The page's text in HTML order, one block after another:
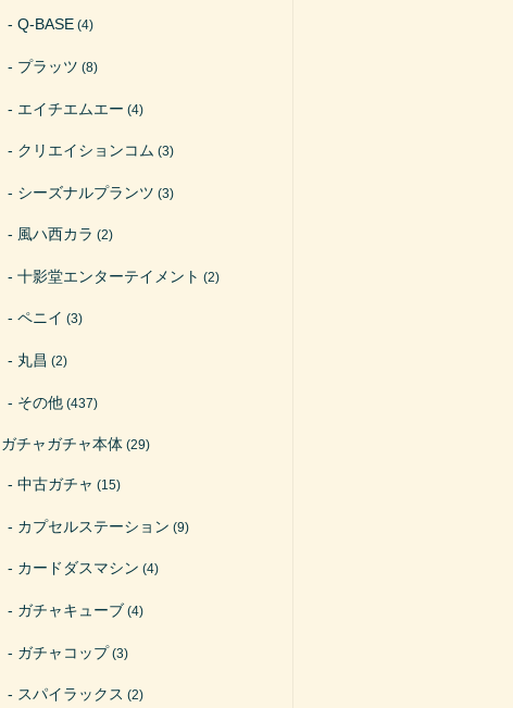
Q-BASE (4)
プラッツ (8)
エイチエムエー (4)
クリエイションコム (3)
シーズナルプランツ (3)
風ハ西カラ (2)
十影堂エンターテイメント (2)
ペニイ (3)
丸昌 (2)
その他 (437)
ガチャガチャ本体 (29)
中古ガチャ (15)
カプセルステーション (9)
カードダスマシン (4)
ガチャキューブ (4)
ガチャコップ(3)
スパイラックス (2)